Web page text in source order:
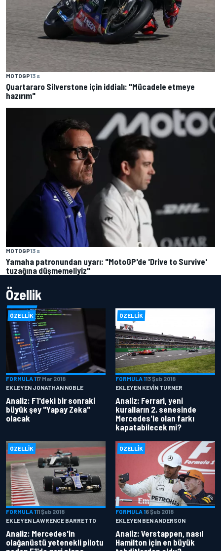
MOTOGP13 s
Quartararo Silverstone için iddialı: "Mücadele etmeye
hazırım"
MOTOGP13 s
Yamaha patronundan uyarı: "MotoGP'de 'Drive to Survive'
tuzağına düşmemeliyiz"
Özellik
ÖZELLIK
FORMULA 117 Mar 2018
EKLEYEN JONATHAN NOBLE
Analiz: F1'deki bir sonraki
büyük şey "Yapay Zeka"
olacak
ÖZELLIK
FORMULA 113 Şub 2018
EKLEYEN KEVIN TURNER
Analiz: Ferrari, yeni
kuralların 2. senesinde
Mercedes'le olan farkı
kapatabilecek mi?
ÖZELLIK
FORMULA 111 Şub 2018
EKLEYEN LAWRENCE BARRETTO
Analiz: Mercedes'in
olağanüstü yetenekli pilotu
ÖZELLIK
FORMULA 16 Şub 2018
EKLEYEN BEN ANDERSON
Analiz: Verstappen, nasıl
Hamilton için en büyük